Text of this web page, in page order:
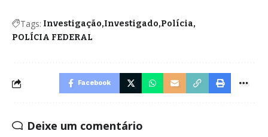
Tags: Investigação Investigado Polícia
POLÍCIA FEDERAL
Facebook
Deixe um comentário